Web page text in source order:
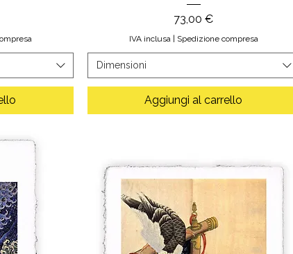
Prezzo
73,00 €
IVA inclusa| Spedizione compresa
Dimensioni
Aggiungi al carrello